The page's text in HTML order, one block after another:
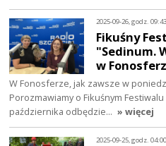
2025-09-26, godz. 09:43
Fikuśny
"Sedinum.
w
W Fonosferze, jak zawsze w
Porozmawiamy o Fikuśnym
października odbędzie… » więcej
2025-09-25, godz. 04:00